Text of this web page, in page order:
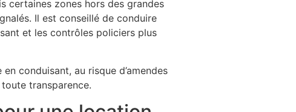
certaines zones hors des grandes
Il est conseillé de conduire
et les contrôles policiers plus
conduisant, au risque d’amendes
transparence.